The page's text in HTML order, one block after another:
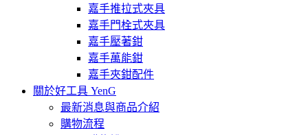
嘉手推拉式夾具
嘉手門栓式夾具
嘉手壓著鉗
嘉手萬能鉗
嘉手夾鉗配件
關於好工具 YenG
最新消息與商品介紹
購物流程